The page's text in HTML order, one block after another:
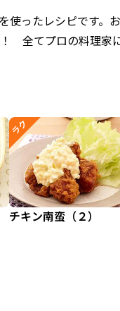
使ったレシピです。
全てプロの料理家
ラク
チキン南蛮（２）